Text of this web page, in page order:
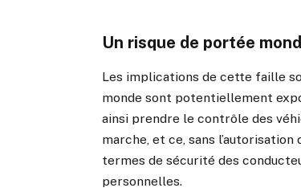
Un risque de portée
Les implications de cette faille
monde sont potentiellement
ainsi prendre le contrôle des
marche, et ce, sans
termes de sécurité des
personnelles.